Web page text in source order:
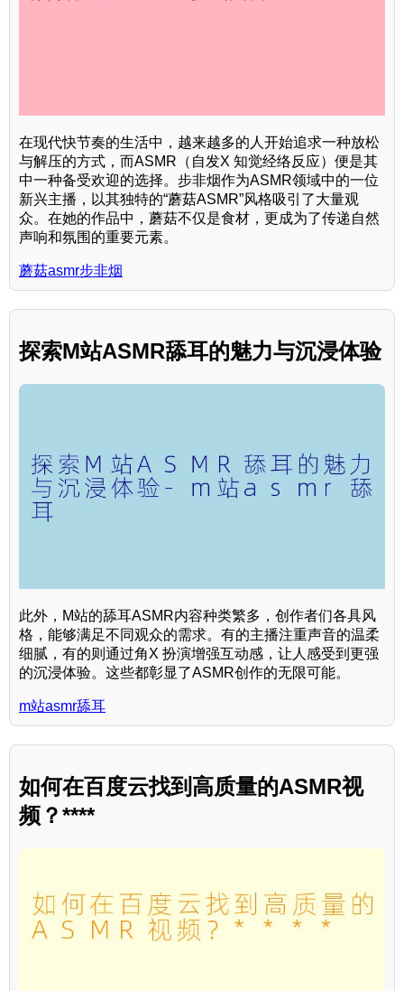
在现代快节奏的生活中，越来越多的人开始追求一种放松
与解压的方式，而ASMR（自发X 知觉经络反应）便是其
中一种备受欢迎的选择。步非烟作为ASMR领域中的一位
新兴主播，以其独特的“蘑菇ASMR”风格吸引了大量观
众。在她的作品中，蘑菇不仅是食材，更成为了传递自然
声响和氛围的重要元素。
蘑菇asmr步非烟
探索M站ASMR舔耳的魅力与沉浸体验
此外，M站的舔耳ASMR内容种类繁多，创作者们各具风
格，能够满足不同观众的需求。有的主播注重声音的温柔
细腻，有的则通过角X 扮演增强互动感，让人感受到更强
的沉浸体验。这些都彰显了ASMR创作的无限可能。
m站asmr舔耳
如何在百度云找到高质量的ASMR视
频？****